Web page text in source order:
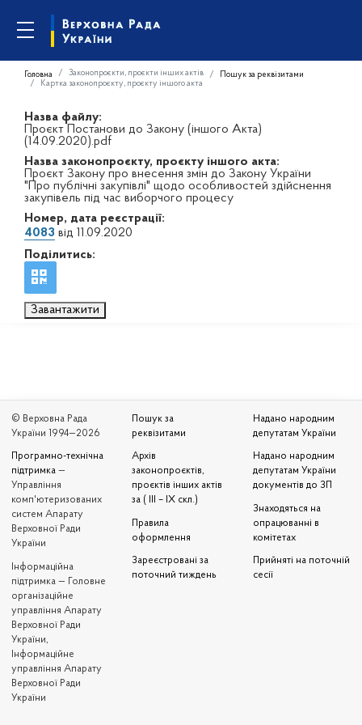
Головна Законопроєкти, проєкти інших актів
Пошук за реквізитами
Картка законопроєкту, проєкту іншого акта
Назва файлу:
Проєкт Постанови до Закону (іншого Акта)
(14.09.2020).pdf
Назва законопроєкту, проєкту іншого акта:
Проєкт Закону про внесення змін до Закону України
"Про публічні закупівлі" щодо особливостей здійснення
закупівель під час виборчого процесу
Номер, дата реєстрації:
4083 від 11.09.2020
Поділитись:
Завантажити
© Верховна Рада
України 1994—2026
Програмно-технічна
підтримка —
Управління
комп'ютеризованих
систем Апарату
Верховної Ради
України
Iнформаційна
підтримка — Головне
організаційне
управління Апарату
Верховної Ради
України,
Інформаційне
управління Апарату
Верховної Ради
України
Пошук за
реквізитами
Архів
законопроєктів,
проєктів інших актів
за ( III – IX скл.)
Правила
оформлення
Зареєстровані за
поточний тиждень
Надано народним
депутатам України
Надано народним
депутатам України
документів до ЗП
Знаходяться на
опрацюванні в
комітетах
Прийняті на поточній
сесії